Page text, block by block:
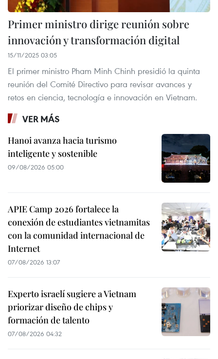
Primer ministro dirige reunión sobre
innovación y transformación digital
15/11/2025 03:05
El primer ministro Pham Minh Chinh presidió la quinta
reunión del Comité Directivo para revisar avances y
retos en ciencia, tecnología e innovación en Vietnam.
VER MÁS
Hanoi avanza hacia turismo
inteligente y sostenible
09/08/2026 05:00
APIE Camp 2026 fortalece la
conexión de estudiantes vietnamitas
con la comunidad internacional de
Internet
07/08/2026 13:07
Experto israelí sugiere a Vietnam
priorizar diseño de chips y
formación de talento
07/08/2026 04:32